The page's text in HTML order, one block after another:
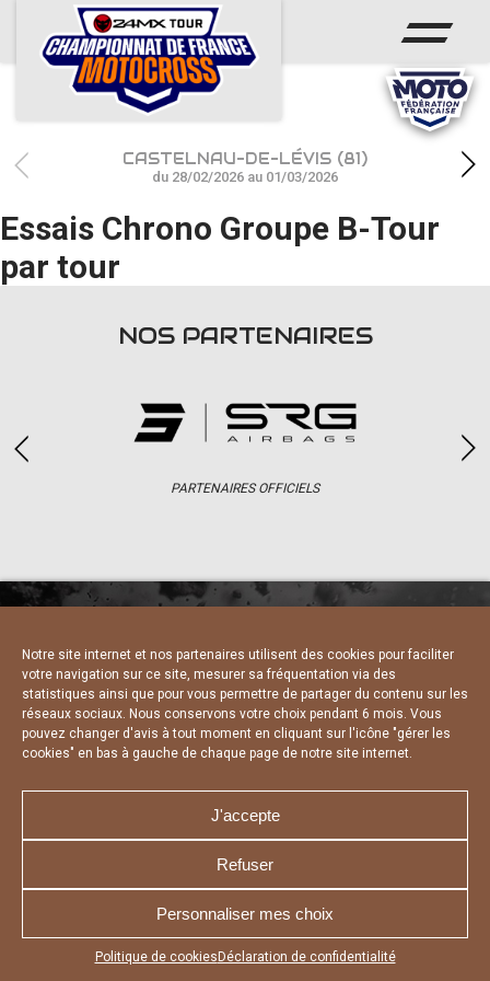
Notre site internet et nos partenaires utilisent des cookies pour faciliter
votre navigation sur ce site, mesurer sa fréquentation via des
statistiques ainsi que pour vous permettre de partager du contenu sur les
réseaux sociaux. Nous conservons votre choix pendant 6 mois. Vous
pouvez changer d'avis à tout moment en cliquant sur l'icône "gérer les
cookies" en bas à gauche de chaque page de notre site internet.
J'accepte
Refuser
Personnaliser mes choix
Politique de cookies Déclaration de confidentialité
Appuyez sur le bouton partager en bas de votre
ACCUEIL
ACTUS
CALENDRIER
RÉSULTATS
PHOTOS / WEB TV
CHAMPIONNAT
PARTENAIRES
accéder à la billetterie
CASTELNAU-DE-LÉVIS (81)
du 28/02/2026 au 01/03/2026
Essais Chrono Groupe B-Tour
par tour
NOS PARTENAIRES
PARTENAIRES OFFICIELS
NOUS CONTACTER
MENTIONS LÉGALES
CHARTE DE CONFIDENTIALITÉ
DÉCLARATION DE CONFIDENTIALITÉ
POLITIQUE D’UTILISATION DES COOKIES
RÉALISÉ PAR L’AGENCE WEB A3 WEB